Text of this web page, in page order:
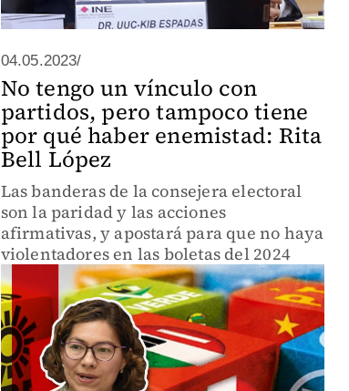
04.05.2023/
No tengo un vínculo con
partidos, pero tampoco tiene
por qué haber enemistad: Rita
Bell López
Las banderas de la consejera electoral
son la paridad y las acciones
afirmativas, y apostará para que no haya
violentadores en las boletas del 2024